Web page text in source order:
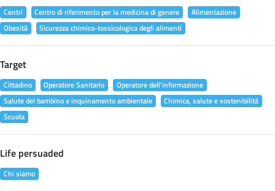
Centri Centro di riferimento per la medicina di genere
Alimentazione
Obesità
Sicurezza chimico-tossicologica degli alimenti
Target
Cittadino Operatore Sanitario
Operatore dell'informazione
Salute del bambino e inquinamento ambientale
Chimica, salute e sostenibilità
Scuola
Life persuaded
Chi siamo